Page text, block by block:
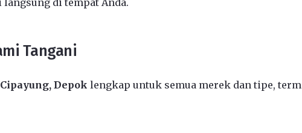
di tempat Anda.
Tangani
Depok lengkap untuk semua merek dan tipe,